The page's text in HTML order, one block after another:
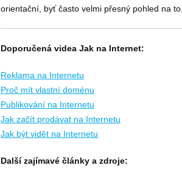
orientační, byť často velmi přesný pohled na
Doporučená videa Jak na Internet:
Reklama na Internetu
Proč mít vlastní doménu
Publikování na Internetu
Jak začít prodávat na Internetu
Jak být vidět na Internetu
Další zajímavé články a zdroje: